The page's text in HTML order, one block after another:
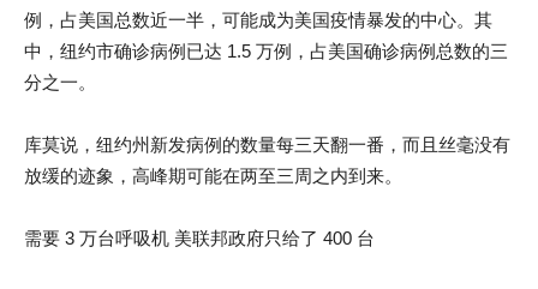
例，占美国总数近一半，可能成为美国疫情暴发的中心。其
中，纽约市确诊病例已达 1.5 万例，占美国确诊病例总数的三
分之一。
库莫说，纽约州新发病例的数量每三天翻一番，而且丝毫没有
放缓的迹象，高峰期可能在两至三周之内到来。
需要 3 万台呼吸机 美联邦政府只给了 400 台